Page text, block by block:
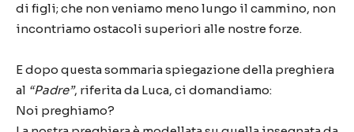
di figli; che non veniamo meno lungo il cammino, non
incontriamo ostacoli superiori alle nostre forze.
E dopo questa sommaria spiegazione della preghiera
al “Padre”, riferita da Luca, ci domandiamo:
Noi preghiamo?